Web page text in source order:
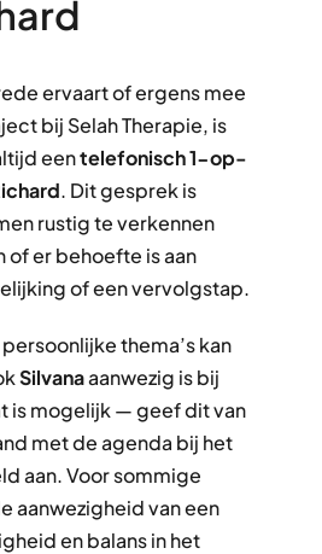
ervaart of ergens mee
bij Selah Therapie, is
eentelefonisch 1-op-
. Dit gesprek is
rustig te verkennen
of er behoefte is aan
of een vervolgstap.
thema’s kan
Silvanaaanwezig is bij
is mogelijk — geef dit van
met de agenda bij het
aan. Voor sommige
aanwezigheid van een
en balans in het